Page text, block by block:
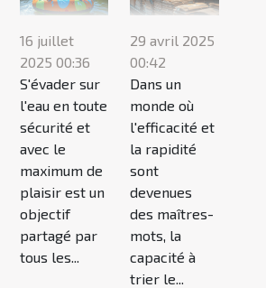
16 juillet
2025 00:36
S'évader sur
l'eau en toute
sécurité et
avec le
maximum de
plaisir est un
objectif
partagé par
tous les...
29 avril 2025
00:42
Dans un
monde où
l'efficacité et
la rapidité
sont
devenues
des maîtres-
mots, la
capacité à
trier le...